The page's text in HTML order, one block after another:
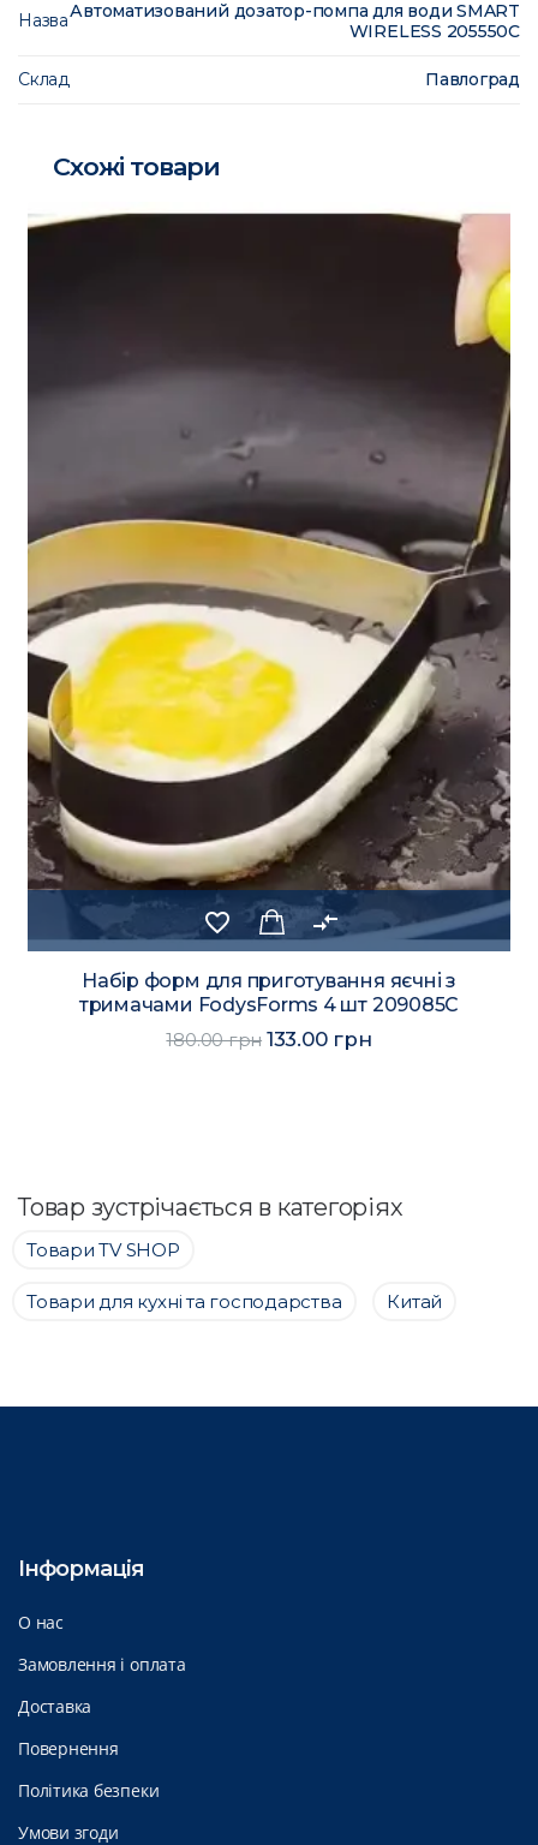
НазваАвтоматизований дозатор-помпа для води SMART
WIRELESS 205550C
Склад Павлоград
Схожі товари
favorite_border compare_arrows
Набір форм для приготування яєчні з
тримачами FodysForms 4 шт 209085C
180.00 грн 133.00 грн
Товар зустрічається в категоріях
Товари ТV SHOP
Товари для кухні та господарства Китай
Інформація
О нас
Замовлення і оплата
Доставка
Повернення
Політика безпеки
Умови згоди